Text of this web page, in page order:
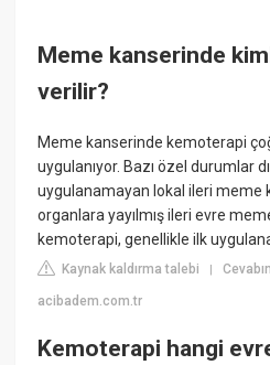
Meme kanserinde
verilir?
Meme kanserinde kemoterapi
uygulanıyor. Bazı özel durumlar
uygulanamayan lokal ileri meme
organlara yayılmış ileri evre
kemoterapi, genellikle ilk
Kaynak kaldırma talebi |
acibadem.com.tr
Kemoterapi hangi